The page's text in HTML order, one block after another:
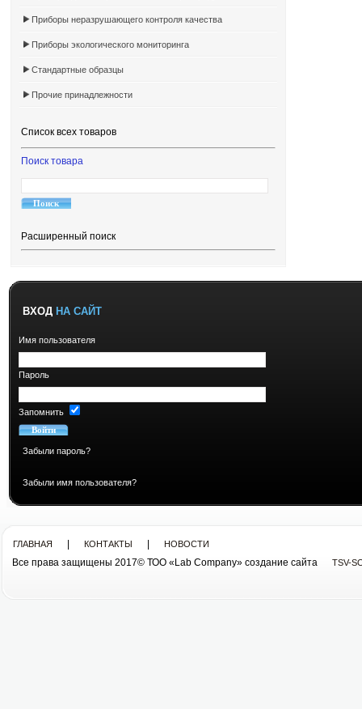
Приборы неразрушающего контроля качества
Приборы экологического мониторинга
Стандартные образцы
Прочие принадлежности
Список всех товаров
Поиск товара
Расширенный поиск
ВХОД НА САЙТ
Имя пользователя
Пароль
Запомнить
Забыли пароль?
Забыли имя пользователя?
ГЛАВНАЯ КОНТАКТЫ НОВОСТИ
Все права защищены 2017© ТОО «Lab Company» cоздание сайта TSV-